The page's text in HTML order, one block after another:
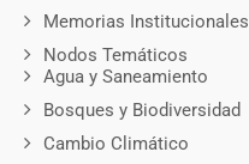
Memorias Institucionales
Nodos Temáticos
Agua y Saneamiento
Bosques y Biodiversidad
Cambio Climático